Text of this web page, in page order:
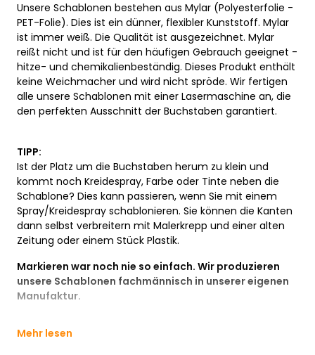
Unsere Schablonen bestehen aus Mylar (Polyesterfolie -
PET-Folie). Dies ist ein dünner, flexibler Kunststoff. Mylar
ist immer weiß. Die Qualität ist ausgezeichnet. Mylar
reißt nicht und ist für den häufigen Gebrauch geeignet -
hitze- und chemikalienbeständig. Dieses Produkt enthält
keine Weichmacher und wird nicht spröde. Wir fertigen
alle unsere Schablonen mit einer Lasermaschine an, die
den perfekten Ausschnitt der Buchstaben garantiert.
TIPP:
Ist der Platz um die Buchstaben herum zu klein und
kommt noch Kreidespray, Farbe oder Tinte neben die
Schablone? Dies kann passieren, wenn Sie mit einem
Spray/Kreidespray schablonieren. Sie können die Kanten
dann selbst verbreitern mit Malerkrepp und einer alten
Zeitung oder einem Stück Plastik.
Markieren war noch nie so einfach. Wir produzieren
unsere Schablonen fachmännisch in unserer eigenen
Manufaktur.
Mehr lesen